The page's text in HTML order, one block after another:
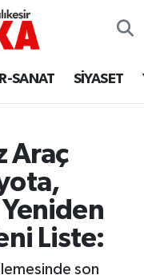
SANAT SİYASET
Araç
Liste:
son